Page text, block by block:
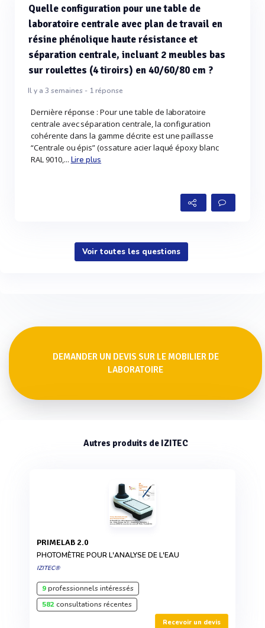
Quelle configuration pour une table de
laboratoire centrale avec plan de travail en
résine phénolique haute résistance et
séparation centrale, incluant 2 meubles bas
sur roulettes (4 tiroirs) en 40/60/80 cm ?
Il y a 3 semaines - 1réponse
Dernière réponse : Pour une table de laboratoire
centrale avec séparation centrale, la configuration
cohérente dans la gamme décrite est une paillasse
“Centrale ou épis” (ossature acier laqué époxy blanc
RAL 9010,... Lire plus
Voir toutes les questions
DEMANDER UN DEVIS SUR LE MOBILIER DE
LABORATOIRE
Autres produits de IZITEC
PRIMELAB 2.0
PHOTOMÈTRE POUR L'ANALYSE DE L'EAU
IZITEC®
9professionnels intéressés
582consultations récentes
Recevoir un devis